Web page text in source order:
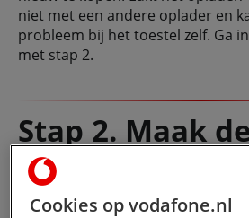
niet met een andere oplader en
probleem bij het toestel zelf. Ga
met stap 2.
Stap 2. Maak de
oplaadpoort
iPhone schoon
Cookies op vodafone.nl